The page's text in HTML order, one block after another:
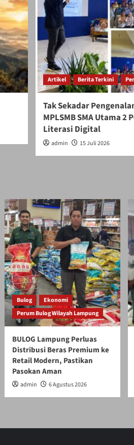
Artikel Berita Terkini
Tak Sekadar
MPLSMB SMA Utama 2
Literasi Digital
admin 15 Juli 2026
Bulog
Ekonomi
Perum Bulog Wilayah Lampung
BULOG Lampung Perluas
Distribusi Beras Premium ke
Retail Modern, Pastikan
Pasokan Aman
admin 6 Agustus 2026